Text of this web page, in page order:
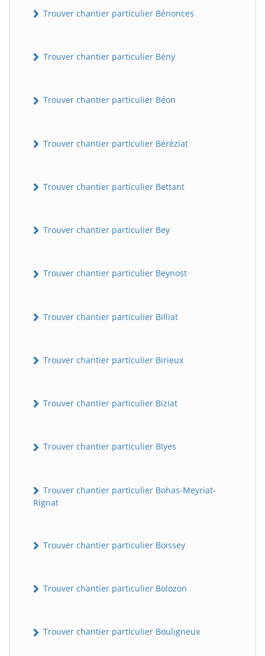
Trouver chantier particulier Bénonces
Trouver chantier particulier Bény
Trouver chantier particulier Béon
Trouver chantier particulier Béréziat
Trouver chantier particulier Bettant
Trouver chantier particulier Bey
Trouver chantier particulier Beynost
Trouver chantier particulier Billiat
Trouver chantier particulier Birieux
Trouver chantier particulier Biziat
Trouver chantier particulier Blyes
Trouver chantier particulier Bohas-Meyriat-
Rignat
Trouver chantier particulier Boissey
Trouver chantier particulier Bolozon
Trouver chantier particulier Bouligneux